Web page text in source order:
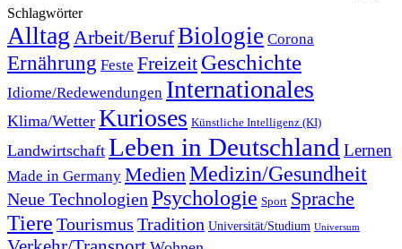
Schlagwörter
Alltag Arbeit/BerufBiologie Corona
Ernährung Feste Freizeit Geschichte
Idiome/Redewendungen Internationales
Klima/Wetter Kurioses Künstliche Intelligenz (KI)
Landwirtschaft Leben in Deutschland Lernen
Made in Germany Medien Medizin/Gesundheit
Neue Technologien Psychologie Sport Sprache
Tiere Tourismus Tradition Universität/Studium Universum